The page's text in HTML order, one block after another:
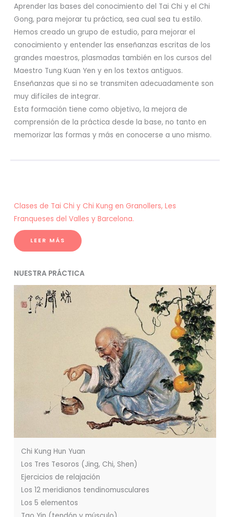
Aprender las bases del conocimiento del Tai Chi y el Chi
Gong, para mejorar tu práctica, sea cual sea tu estilo.
Hemos creado un grupo de estudio, para mejorar el
conocimiento y entender las enseñanzas escritas de los
grandes maestros, plasmadas también en los cursos del
Maestro Tung Kuan Yen y en los textos antiguos.
Enseñanzas que si no se transmiten adecuadamente son
muy difíciles de integrar.
Esta formación tiene como objetivo, la mejora de
comprensión de la práctica desde la base, no tanto en
memorizar las formas y más en conocerse a uno mismo.
Clases de Tai Chi y Chi Kung en Granollers, Les
Franqueses del Valles y Barcelona.
LEER MÁS
NUESTRA PRÁCTICA
Chi Kung Hun Yuan
Los Tres Tesoros (Jing, Chi, Shen)
Ejercicios de relajación
Los 12 meridianos tendinomusculares
Los 5 elementos